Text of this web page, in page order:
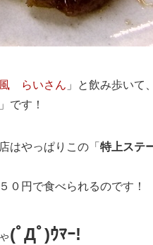
らいさん 」と飲み歩いて
」です！
はやっぱりこの「 特上ステ
０円で食べられるのです！
(ﾟДﾟ)ｳﾏｰ!